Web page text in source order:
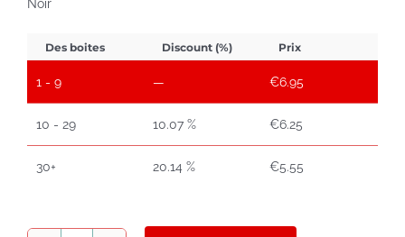
Noir
Des boites Discount (%) Prix
1 - 9 — €6.95
10 - 29 10.07 % €6.25
30+ 20.14 % €5.55